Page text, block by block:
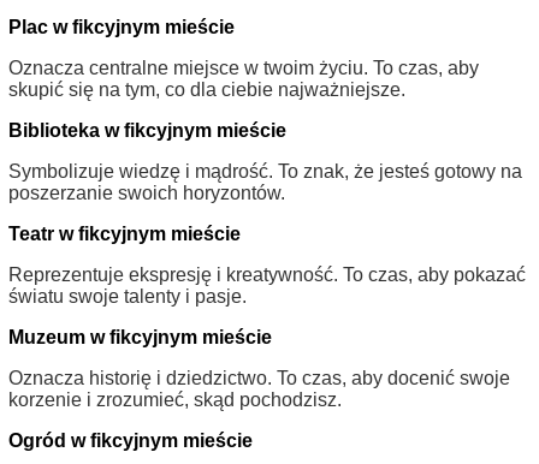
Plac w fikcyjnym mieście
Oznacza centralne miejsce w twoim życiu. To czas, aby
skupić się na tym, co dla ciebie najważniejsze.
Biblioteka w fikcyjnym mieście
Symbolizuje wiedzę i mądrość. To znak, że jesteś gotowy na
poszerzanie swoich horyzontów.
Teatr w fikcyjnym mieście
Reprezentuje ekspresję i kreatywność. To czas, aby pokazać
światu swoje talenty i pasje.
Muzeum w fikcyjnym mieście
Oznacza historię i dziedzictwo. To czas, aby docenić swoje
korzenie i zrozumieć, skąd pochodzisz.
Ogród w fikcyjnym mieście